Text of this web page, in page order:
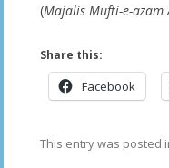
(Majalis Mufti-e-azam
Share this:
Facebook
This entry was posted